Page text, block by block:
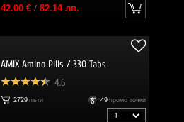
42.00 €/ 82.14 лв.
AMIX Amino Pills / 330 Tabs
4.6
2729 пъти 49 промо точки